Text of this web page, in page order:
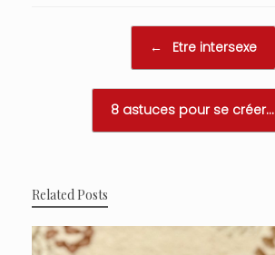
← Etre intersexe
8 astuces pour se créer…
Related Posts